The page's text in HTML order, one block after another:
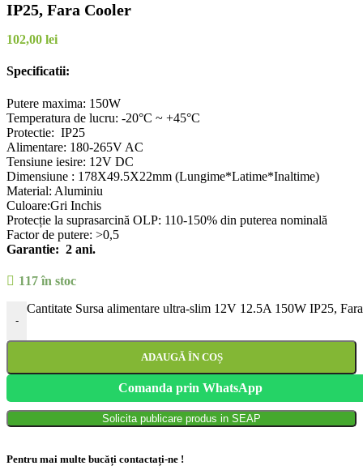
IP25, Fara Cooler
102,00 lei
Specificatii:
Putere maxima: 150W
Temperatura de lucru: -20°C ~ +45°C
Protectie: IP25
Alimentare: 180-265V AC
Tensiune iesire: 12V DC
Dimensiune : 178X49.5X22mm (Lungime*Latime*Inaltime)
Material: Aluminiu
Culoare:Gri Inchis
Protecție la suprasarcină OLP: 110-150% din puterea nominală
Factor de putere: >0,5
Garantie: 2 ani.
117 în stoc
-
Cantitate Sursa alimentare ultra-slim 12V 12.5A 150W IP25,
ADAUGĂ ÎN COȘ
Comanda prin WhatsApp
Solicita publicare produs in SEAP
Pentru mai multe bucăți contactați-ne !